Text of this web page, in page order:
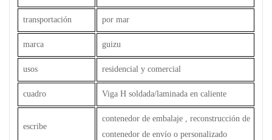
transportación por mar
marca guizu
usos residencial y comercial
cuadro Viga H soldada/laminada en caliente
escribe
contenedor de embalaje , reconstrucción de
contenedor de envío o personalizado